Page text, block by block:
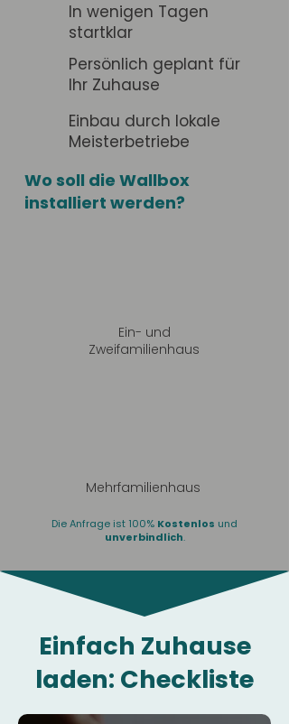
In wenigen Tagen
startklar
Persönlich geplant für
Ihr Zuhause
Einbau durch lokale
Meisterbetriebe
Wo soll die Wallbox
installiert werden?
Ein- und
Zweifamilienhaus
Mehrfamilienhaus
Die Anfrage ist 100% Kostenlos und
unverbindlich.
Einfach Zuhause
laden: Checkliste